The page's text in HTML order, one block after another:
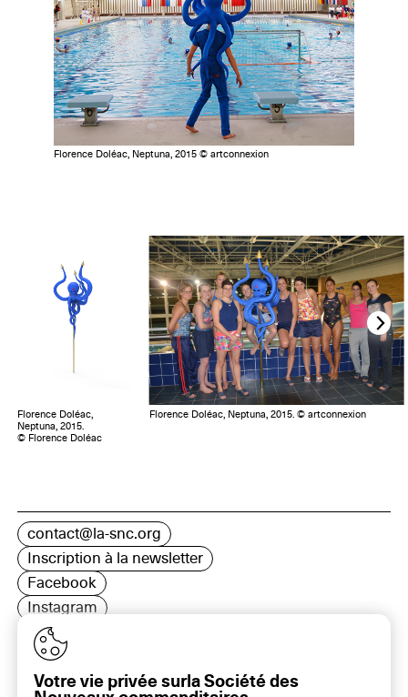
Florence Doléac, Neptuna, 2015 © artconnexion
Florence Doléac,
Neptuna, 2015.
© Florence Doléac
Florence Doléac, Neptuna, 2015. © artconnexion
contact@la-snc.org
Inscription à la newsletter
Facebook
Instagram
LinkedIn
Votre vie privée surla Société des